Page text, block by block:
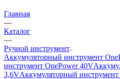
Главная
—
Каталог
—
Ручной инструмент
Аккумуляторный инструмент
инструмент OnePower 40V
3,6VАккумуляторный инструмент